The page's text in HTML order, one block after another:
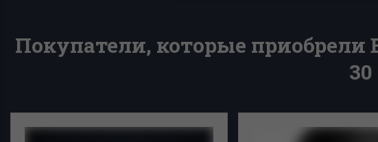
Покупатели, которые приобрели